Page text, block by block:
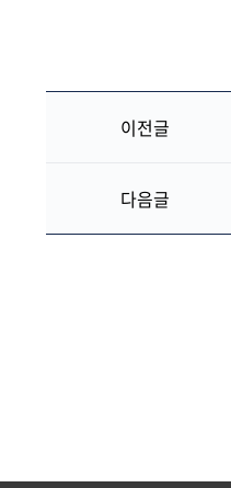
이전글
다음글